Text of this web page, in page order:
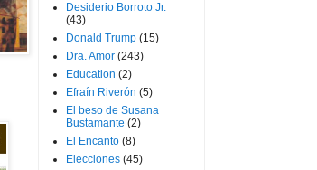
Desiderio Borroto Jr.
(43)
Donald Trump (15)
Dra. Amor (243)
Education (2)
Efraín Riverón (5)
El beso de Susana
Bustamante (2)
El Encanto (8)
Elecciones (45)